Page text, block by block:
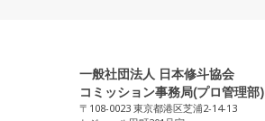
一般社団法人 日本修斗協会
コミッション事務局(プロ管理部)
〒108-0023 東京都港区芝浦2-14-13